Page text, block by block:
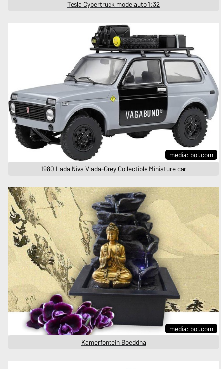
Tesla Cybertruck modelauto 1:32
media: bol.com
1980 Lada Niva Vlada-Grey Collectible Miniature car
media: bol.com
Kamerfontein Boeddha